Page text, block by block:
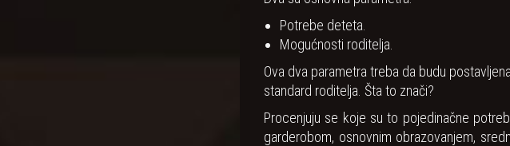
Potrebe deteta.
Mogućnosti roditelja.
Ova dva parametra treba da budu
standard roditelja. Šta to znači?
Procenjuju se koje su to pojedinačne
garderobom, osnovnim obrazovanjem,